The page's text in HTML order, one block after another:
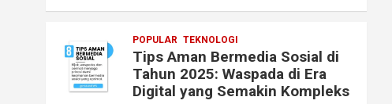
POPULAR TEKNOLOGI
Tips Aman Bermedia Sosial di
Tahun 2025: Waspada di Era
Digital yang Semakin Kompleks